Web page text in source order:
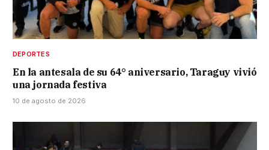
DEPORTES
En la antesala de su 64° aniversario, Taraguy vivió
una jornada festiva
10 de agosto de 2026